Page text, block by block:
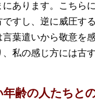
にあります。こちら
すし、逆に威圧す
言葉遣いから敬意を
、私の感じ方には古
年齢の人たちと